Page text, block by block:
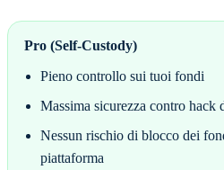
Pro (Self-Custody)
Pieno controllo sui tuoi fondi
Massima sicurezza contro hack
Nessun rischio di blocco dei
piattaforma